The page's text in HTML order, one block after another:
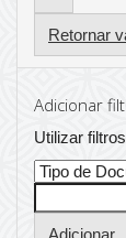
Retornar
Adicionar
Utilizar